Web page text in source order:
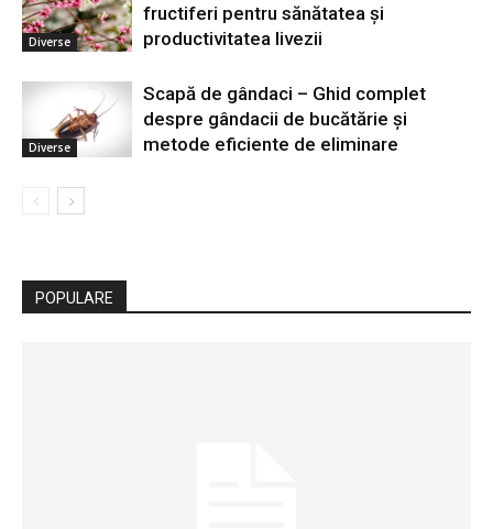
Diverse
fructiferi pentru sănătatea și
productivitatea livezii
Diverse
Scapă de gândaci – Ghid complet
despre gândacii de bucătărie și
metode eficiente de eliminare
POPULARE